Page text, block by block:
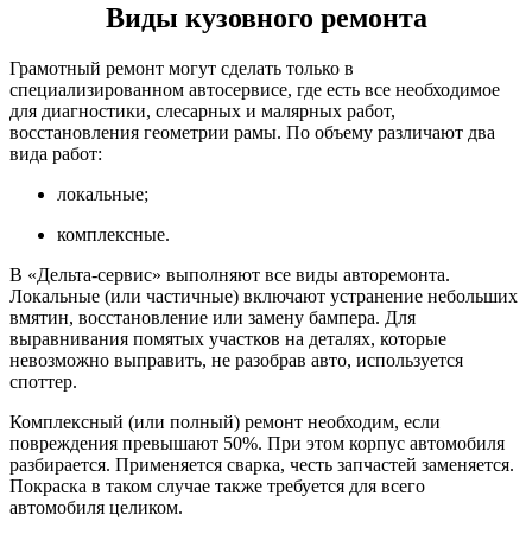
Виды кузовного ремонта
Грамотный ремонт могут сделать только в
специализированном автосервисе, где есть все необходимое
для диагностики, слесарных и малярных работ,
восстановления геометрии рамы. По объему различают два
вида работ:
локальные;
комплексные.
В «Дельта-сервис» выполняют все виды авторемонта.
Локальные (или частичные) включают устранение небольших
вмятин, восстановление или замену бампера. Для
выравнивания помятых участков на деталях, которые
невозможно выправить, не разобрав авто, используется
споттер.
Комплексный (или полный) ремонт необходим, если
повреждения превышают 50%. При этом корпус автомобиля
разбирается. Применяется сварка, честь запчастей заменяется.
Покраска в таком случае также требуется для всего
автомобиля целиком.